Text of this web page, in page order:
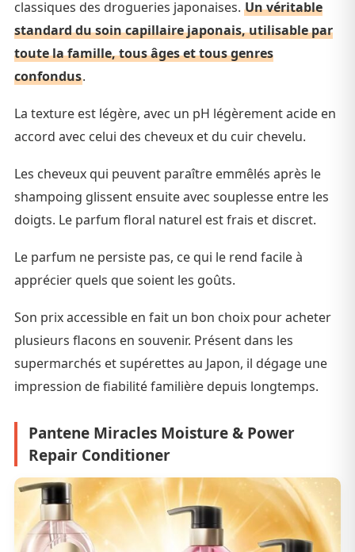
classiques des drogueries japonaises. Un véritable
standard du soin capillaire japonais, utilisable par
toute la famille, tous âges et tous genres
confondus.
La texture est légère, avec un pH légèrement acide en
accord avec celui des cheveux et du cuir chevelu.
Les cheveux qui peuvent paraître emmêlés après le
shampoing glissent ensuite avec souplesse entre les
doigts. Le parfum floral naturel est frais et discret.
Le parfum ne persiste pas, ce qui le rend facile à
apprécier quels que soient les goûts.
Son prix accessible en fait un bon choix pour acheter
plusieurs flacons en souvenir. Présent dans les
supermarchés et supérettes au Japon, il dégage une
impression de fiabilité familière depuis longtemps.
Pantene Miracles Moisture & Power
Repair Conditioner